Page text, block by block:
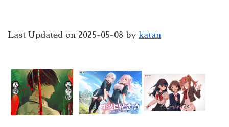
Last Updated on 2025-05-08 by katan